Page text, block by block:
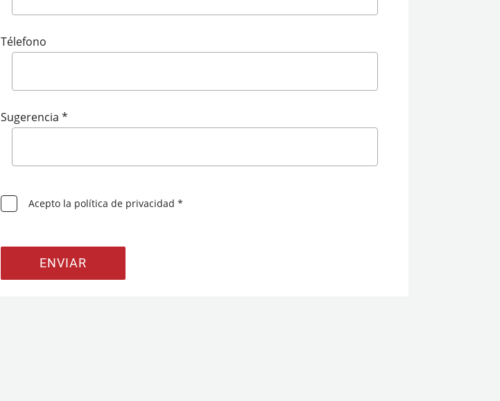
Télefono
Sugerencia *
Acepto la política de privacidad *
ENVIAR